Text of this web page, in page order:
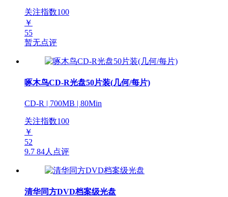
关注指数100
￥
55
暂无点评
啄木鸟CD-R光盘50片装(几何/每片)
CD-R | 700MB | 80Min
关注指数100
￥
52
9.7 84人点评
清华同方DVD档案级光盘